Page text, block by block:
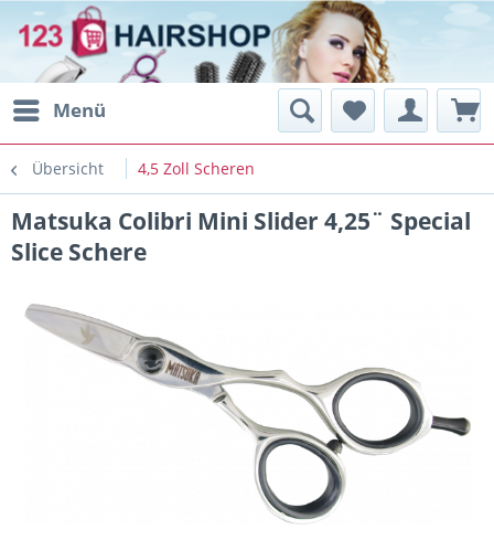
Menü
Übersicht 4,5 Zoll Scheren
Matsuka Colibri Mini Slider 4,25¨ Special
Slice Schere